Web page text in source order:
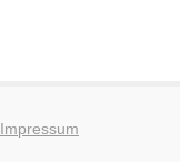
Impressum